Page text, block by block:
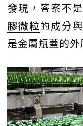
發現，答案不
膠微粒的成分
是金屬瓶蓋的外